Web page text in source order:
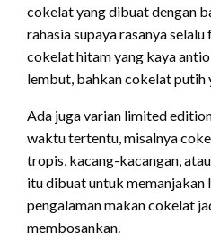
cokelat yang dibuat dengan
rahasia supaya rasanya
cokelat hitam yang kaya
lembut, bahkan cokelat putih
Ada juga varian limited
waktu tertentu, misalnya
tropis, kacang-kacangan,
itu dibuat untuk memanjakan
pengalaman makan cokelat
membosankan.